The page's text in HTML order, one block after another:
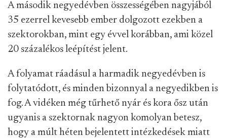
A második negyedévben összességében nagyjából
35 ezerrel kevesebb ember dolgozott ezekben a
szektorokban, mint egy évvel korábban, ami közel
20 százalékos leépítést jelent.
A folyamat ráadásul a harmadik negyedévben is
folytatódott, és minden bizonnyal a negyedikben is
fog. A vidéken még tűrhető nyár és kora ősz után
ugyanis a szektornak nagyon komolyan betesz,
hogy a múlt héten bejelentett intézkedések miatt